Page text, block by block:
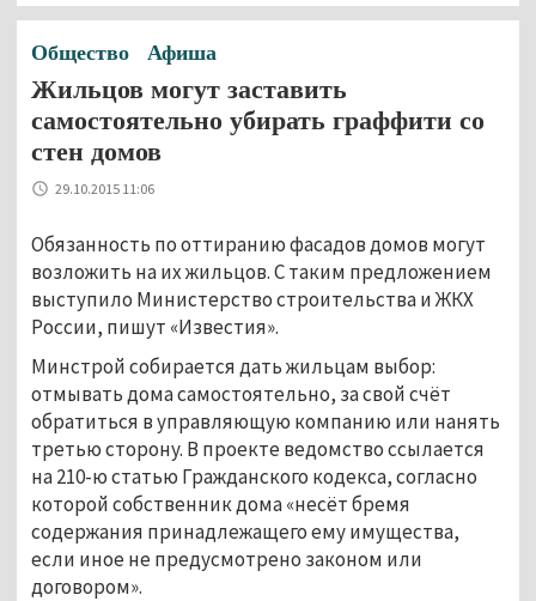
Общество Афиша
Жильцов могут заставить
самостоятельно убирать граффити со
стен домов
29.10.2015 11:06
Обязанность по оттиранию фасадов домов могут
возложить на их жильцов. С таким предложением
выступило Министерство строительства и ЖКХ
России, пишут «Известия».
Минстрой собирается дать жильцам выбор:
отмывать дома самостоятельно, за свой счёт
обратиться в управляющую компанию или нанять
третью сторону. В проекте ведомство ссылается
на 210-ю статью Гражданского кодекса, согласно
которой собственник дома «несёт бремя
содержания принадлежащего ему имущества,
если иное не предусмотрено законом или
договором».